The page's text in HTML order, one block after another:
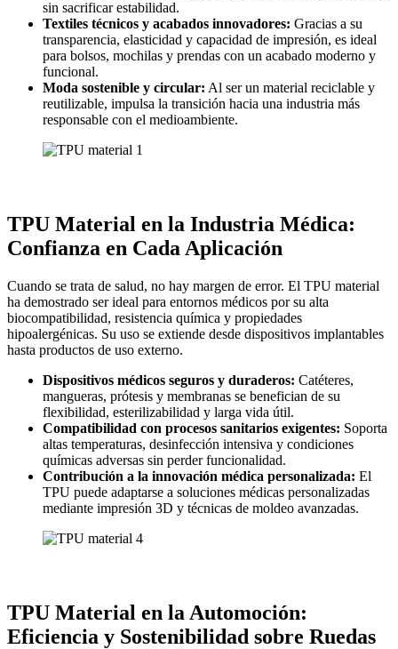
sin sacrificar estabilidad.
Textiles técnicos y acabados innovadores: Gracias a su
transparencia, elasticidad y capacidad de impresión, es ideal
para bolsos, mochilas y prendas con un acabado moderno y
funcional.
Moda sostenible y circular: Al ser un material reciclable y
reutilizable, impulsa la transición hacia una industria más
responsable con el medioambiente.
TPU Material en la Industria Médica:
Confianza en Cada Aplicación
Cuando se trata de salud, no hay margen de error. El TPU material
ha demostrado ser ideal para entornos médicos por su alta
biocompatibilidad, resistencia química y propiedades
hipoalergénicas. Su uso se extiende desde dispositivos implantables
hasta productos de uso externo.
Dispositivos médicos seguros y duraderos: Catéteres,
mangueras, prótesis y membranas se benefician de su
flexibilidad, esterilizabilidad y larga vida útil.
Compatibilidad con procesos sanitarios exigentes: Soporta
altas temperaturas, desinfección intensiva y condiciones
químicas adversas sin perder funcionalidad.
Contribución a la innovación médica personalizada: El
TPU puede adaptarse a soluciones médicas personalizadas
mediante impresión 3D y técnicas de moldeo avanzadas.
TPU Material en la Automoción:
Eficiencia y Sostenibilidad sobre Ruedas